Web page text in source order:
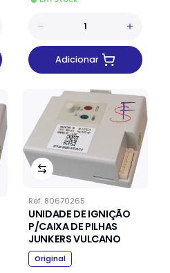
Adicionar
Ref. 80670265
UNIDADE DE IGNIÇÃO
P/CAIXA DE PILHAS
JUNKERS VULCANO
Original